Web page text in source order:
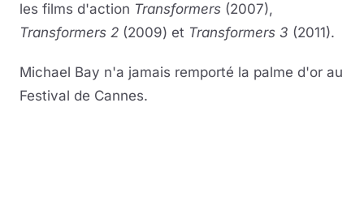
les films d'action Transformers (2007),
Transformers 2 (2009) et Transformers 3 (2011).
Michael Bay n'a jamais remporté la palme d'or au
Festival de Cannes.